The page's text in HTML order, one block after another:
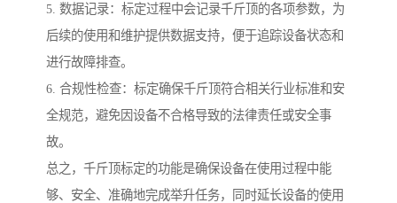
5. 数据记录：标定过程中会记录千斤顶的各项参数，为
后续的使用和维护提供数据支持，便于追踪设备状态和
进行故障排查。
6. 合规性检查：标定确保千斤顶符合相关行业标准和安
全规范，避免因设备不合格导致的法律责任或安全事
故。
总之，千斤顶标定的功能是确保设备在使用过程中能
够、安全、准确地完成举升任务，同时延长设备的使用